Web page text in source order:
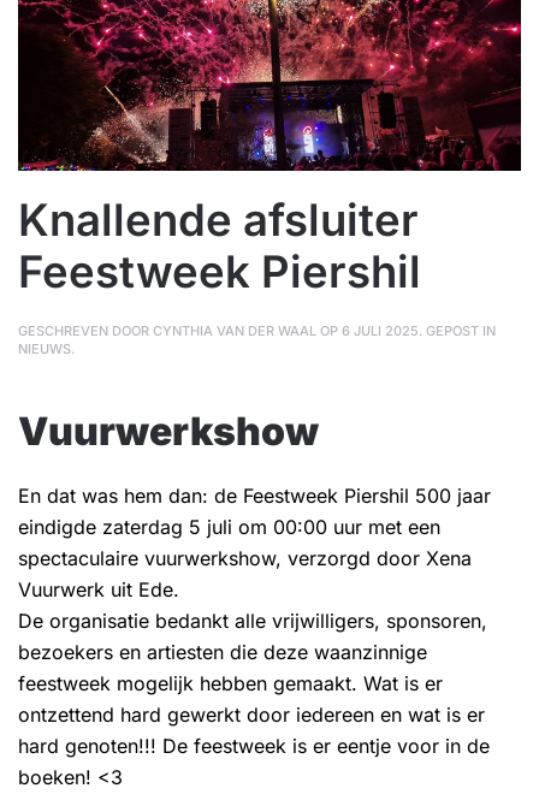
Knallende afsluiter
Feestweek Piershil
GESCHREVEN DOOR CYNTHIA VAN DER WAAL OP 6 JULI 2025. GEPOST IN
NIEUWS.
Vuurwerkshow
En dat was hem dan: de Feestweek Piershil 500 jaar
eindigde zaterdag 5 juli om 00:00 uur met een
spectaculaire vuurwerkshow, verzorgd door Xena
Vuurwerk uit Ede.
De organisatie bedankt alle vrijwilligers, sponsoren,
bezoekers en artiesten die deze waanzinnige
feestweek mogelijk hebben gemaakt. Wat is er
ontzettend hard gewerkt door iedereen en wat is er
hard genoten!!! De feestweek is er eentje voor in de
boeken! <3